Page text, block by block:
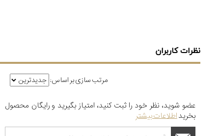
نظرات کاربران
مرتب سازی بر اساس:
عضو شوید، نظر خود را ثبت کنید، امتیاز بگیرید و رایگان محصول
بخریداطلاعات بیشتر